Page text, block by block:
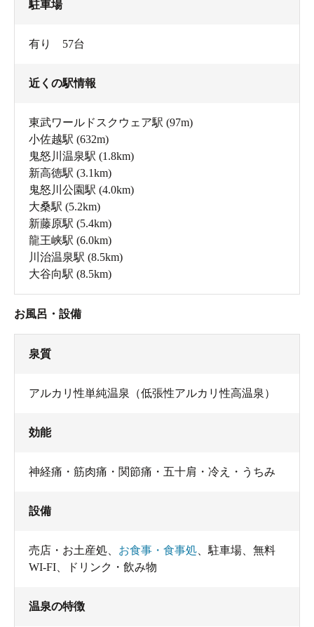
駐車場
有り 57台
近くの駅情報
東武ワールドスクウェア駅 (97m)
小佐越駅 (632m)
鬼怒川温泉駅 (1.8km)
新高徳駅 (3.1km)
鬼怒川公園駅 (4.0km)
大桑駅 (5.2km)
新藤原駅 (5.4km)
龍王峡駅 (6.0km)
川治温泉駅 (8.5km)
大谷向駅 (8.5km)
お風呂・設備
泉質
アルカリ性単純温泉（低張性アルカリ性高温泉）
効能
神経痛・筋肉痛・関節痛・五十肩・冷え・うちみ
設備
売店・お土産処 お食事・食事処 駐車場
無料
WI-FI
ドリンク・飲み物
温泉の特徴